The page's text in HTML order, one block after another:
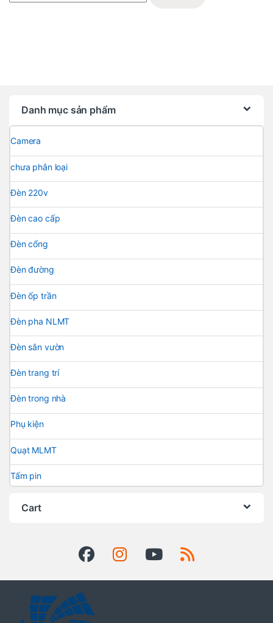
Danh mục sản phẩm
Camera
chưa phân loại
Đèn 220v
Đèn cao cấp
Đèn cổng
Đèn đường
Đèn ốp trần
Đèn pha NLMT
Đèn sân vườn
Đèn trang trí
Đèn trong nhà
Phụ kiện
Quạt MLMT
Tấm pin
Cart